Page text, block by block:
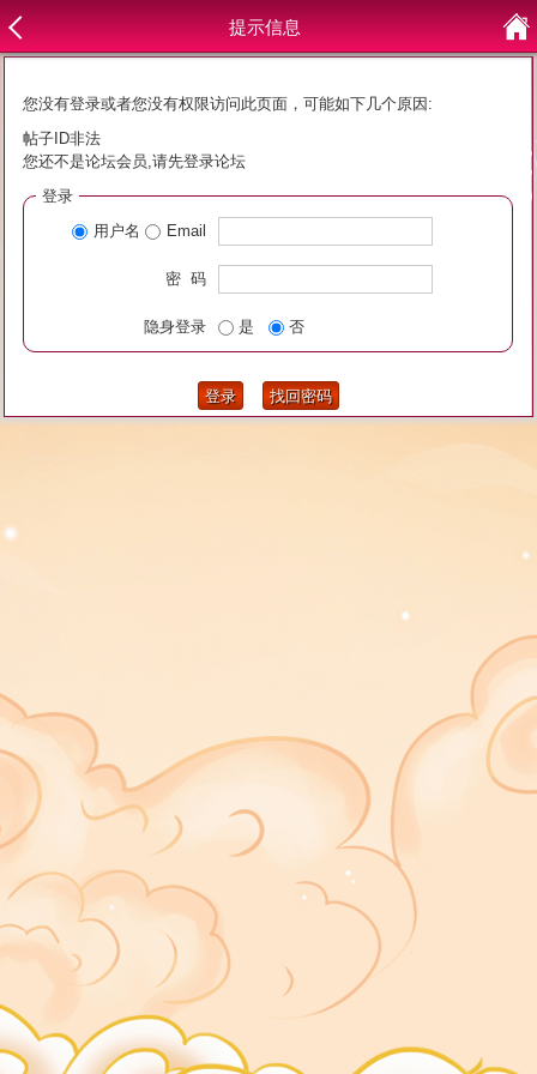
提示信息
您没有登录或者您没有权限访问此页面，可能如下几个原因:
帖子ID非法
您还不是论坛会员,请先登录论坛
登录
用户名
Email
密 码
隐身登录 是 否